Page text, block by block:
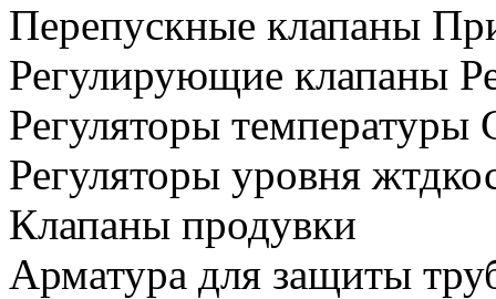
Перепускные клапаны
Регулирующие клапаны
Регуляторы температуры
Регуляторы уровня
Клапаны продувки
Арматура для защиты